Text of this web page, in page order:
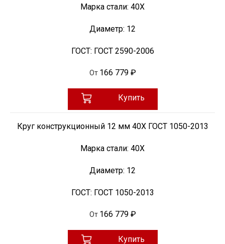
Марка стали: 40Х
Диаметр: 12
ГОСТ: ГОСТ 2590-2006
От 166 779 ₽
Купить
Круг конструкционный 12 мм 40Х ГОСТ 1050-2013
Марка стали: 40Х
Диаметр: 12
ГОСТ: ГОСТ 1050-2013
От 166 779 ₽
Купить